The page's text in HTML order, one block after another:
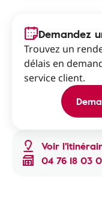
Voir
04 76 18 03
Demandez
Trouvez un
délais en
service client.